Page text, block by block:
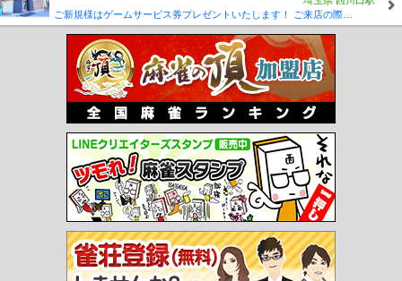
駅
大板井駅 松崎駅 今隈駅 西太刀洗駅 山隈駅 太刀洗駅 高田駅
南直方御殿
あかぢ駅 藤棚駅 中泉駅 市場駅 ふれあい生力駅 赤池駅 人見駅
糒駅 田川市立病院駅 下伊田駅 豊前大熊駅 松山駅 糸田駅
勾金駅 柿下温泉口駅 内田駅 赤駅 油須原駅 源じいの森駅
東犀川三四郎駅 新豊津駅 豊津駅 今川河童駅 美夜古泉駅
祇園駅 中洲川端駅 天神駅 赤坂駅 大濠公園駅 唐人町駅
室見駅 呉服町駅 千代県庁口駅 馬出九大病院前駅
橋本駅 次郎丸駅 賀茂駅 野芥駅 梅林駅 福大前駅 七隈駅
別府駅 六本松駅 桜坂駅 薬院大通駅 渡辺通駅 天神南駅
香春口三萩野駅 片野駅 城野駅 北方駅 競馬場前駅 守恒駅
徳力嵐山口駅 志井駅 企救丘駅 西黒崎駅 熊西駅 萩原駅 穴生駅
永犬丸駅 三ヶ森駅 西山駅 通谷駅 東中間駅 筑豊中間駅
筑豊香月駅 楠橋駅 新木屋瀬駅 木屋瀬駅 遠賀野駅 感田駅
筑豊直方駅
出光美術館駅
ノーフォーク広場駅 関門海峡めかり駅